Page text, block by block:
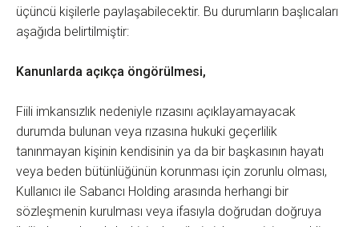
üçüncü kişilerle paylaşabilecektir. Bu durumların başlıcaları
aşağıda belirtilmiştir:
Kanunlarda açıkça öngörülmesi,
Fiili imkansızlık nedeniyle rızasını açıklayamayacak
durumda bulunan veya rızasına hukuki geçerlilik
tanınmayan kişinin kendisinin ya da bir başkasının hayatı
veya beden bütünlüğünün korunması için zorunlu olması,
Kullanıcı ile Sabancı Holding arasında herhangi bir
sözleşmenin kurulması veya ifasıyla doğrudan doğruya